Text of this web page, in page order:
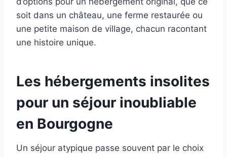
soit dans un château, une ferme restaurée ou
une petite maison de village, chacun racontant
une histoire unique.
Les hébergements insolites
pour un séjour inoubliable
en Bourgogne
Un séjour atypique passe souvent par le choix